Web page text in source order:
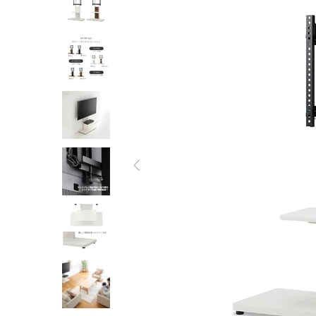
オーディオラック
収納家具
テーブル
チェア
ソファ
インテリア家具・その他
クリアランスセール
テレビ（ディスプレイ）取付対応
検索